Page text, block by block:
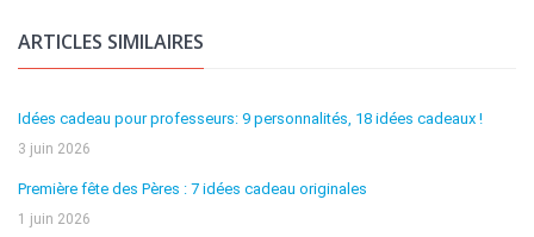
ARTICLES SIMILAIRES
Idées cadeau pour professeurs: 9 personnalités, 18 idées cadeaux !
3 juin 2026
Première fête des Pères : 7 idées cadeau originales
1 juin 2026